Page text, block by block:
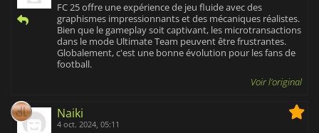
FC 25 offre une expérience de jeu fluide avec des
graphismes impressionnants et des mécaniques réalistes.
Bien que le gameplay soit captivant, les microtransactions
dans le mode Ultimate Team peuvent être frustrantes.
Globalement, c'est une bonne évolution pour les fans de
football.
Voir l'original
Naiki
4 oct. 2024, 05:11